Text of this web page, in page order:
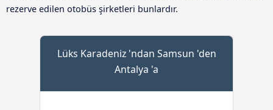
rezerve edilen otobüs şirketleri bunlardır.
Lüks Karadeniz 'ndan Samsun 'den
Antalya 'a